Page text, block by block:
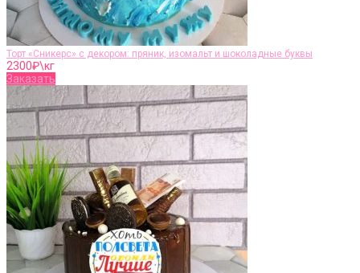
Торт «Сникерс» с декором: пряник, изомальт и шоколадные буквы
2300₽\кг
Заказать